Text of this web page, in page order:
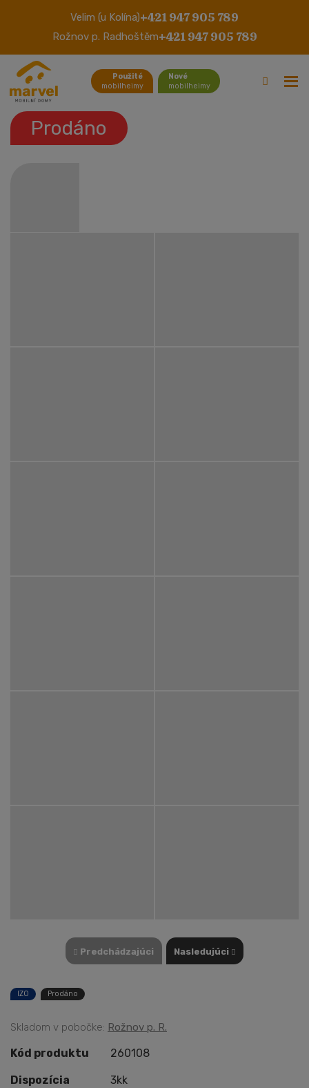
Velim (u Kolína)+421 947 905 789
Rožnov p. Radhoštěm+421 947 905 789
Použité
mobilheimy
Nové
mobilheimy
Abi Brisbane 1
Prodáno
Predchádzajúci Nasledujúci
IZO Prodáno
Skladom v pobočke: Rožnov p. R.
Kód produktu 260108
Dispozícia 3kk